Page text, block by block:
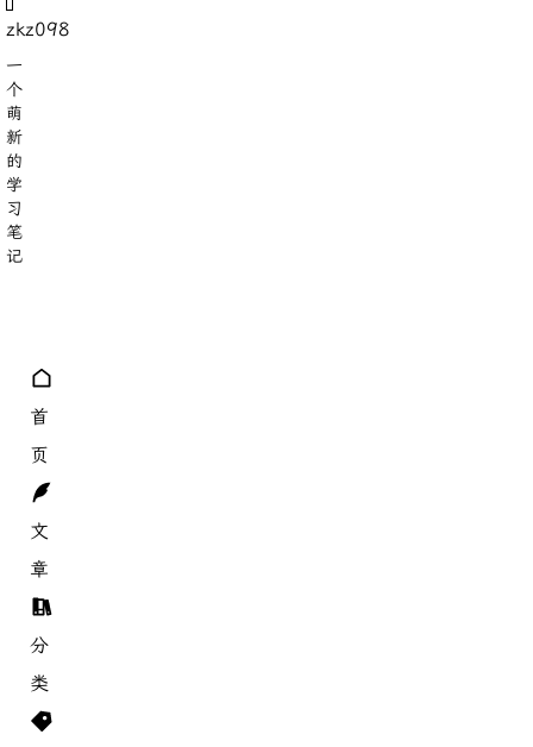
zkz098
一
个
萌
新
的
学
习
笔
记
首
页
文
章
分
类